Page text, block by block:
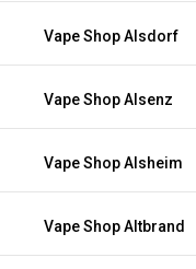
Vape Shop Alsdorf
Vape Shop Alsenz
Vape Shop Alsheim
Vape Shop Altbrand